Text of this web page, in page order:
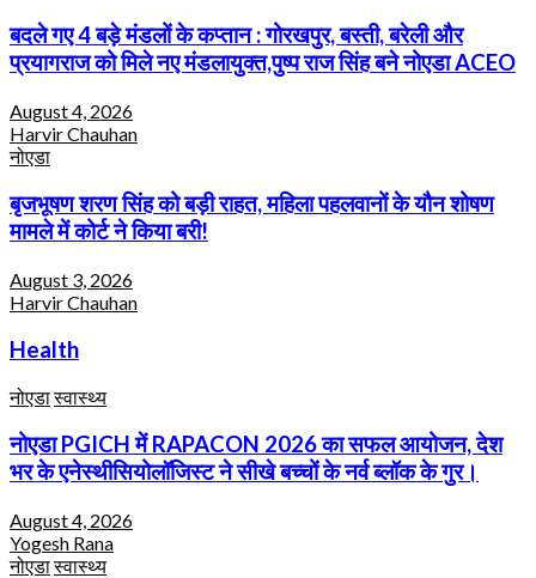
बदले गए 4 बड़े मंडलों के कप्तान : गोरखपुर, बस्ती, बरेली और
प्रयागराज को मिले नए मंडलायुक्त,पुष्प राज सिंह बने नोएडा ACEO
August 4, 2026
Harvir Chauhan
नोएडा
बृजभूषण शरण सिंह को बड़ी राहत, महिला पहलवानों के यौन शोषण
मामले में कोर्ट ने किया बरी!
August 3, 2026
Harvir Chauhan
Health
नोएडास्वास्थ्य
नोएडा PGICH में RAPACON 2026 का सफल आयोजन, देश
भर के एनेस्थीसियोलॉजिस्ट ने सीखे बच्चों के नर्व ब्लॉक के गुर।
August 4, 2026
Yogesh Rana
नोएडास्वास्थ्य